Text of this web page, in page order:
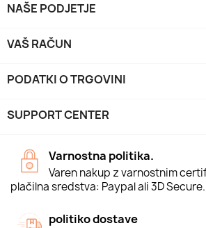
NAŠE PODJETJE
VAŠ RAČUN
PODATKI O TRGOVINI
SUPPORT CENTER
Varnostna politika.
Varen nakup z varnostnim
plačilna sredstva: Paypal ali 3D Secure.
politiko dostave